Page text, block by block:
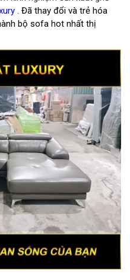
. Đã thay đổi và trẻ hóa
bộ sofa hot nhất thị